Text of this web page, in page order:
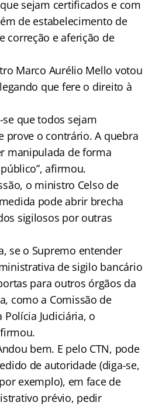
sejam certificados e com
de estabelecimento de
correção e aferição de
Marco Aurélio Mello votou
que fere o direito à
que todos sejam
prove o contrário. A quebra
manipulada de forma
afirmou.
o ministro Celso de
pode abrir brecha
sigilosos por outras
se o Supremo entender
de sigilo bancário
para outros órgãos da
como a Comissão de
Judiciária, o
bem. E pelo CTN, pode
de autoridade (diga-se,
exemplo), em face de
prévio, pedir